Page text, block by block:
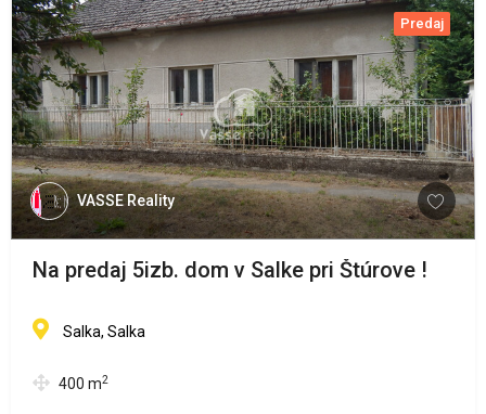
Predaj
VASSE Reality
Na predaj 5izb. dom v Salke pri Štúrove !
Salka, Salka
400 m2